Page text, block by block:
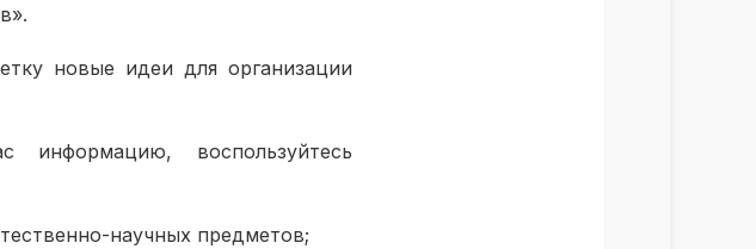
новые идеи для организации
воспользуйтесь
научных предметов;